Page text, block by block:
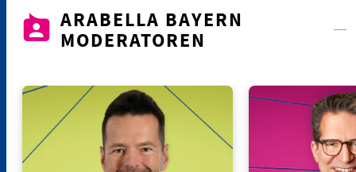
ARABELLA BAYERN
MODERATOREN